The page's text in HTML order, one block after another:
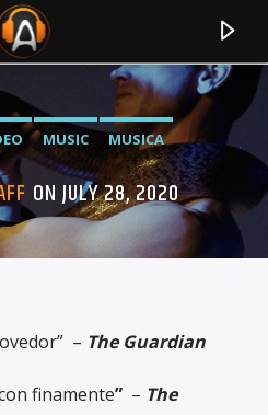
MUSIC MUSICA
ON JULY 28, 2020
– The Guardian
finamente” – The